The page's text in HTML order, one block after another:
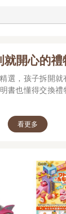
就開心的禮
選，孩子拆開就
書也懂得交換禮
看更多